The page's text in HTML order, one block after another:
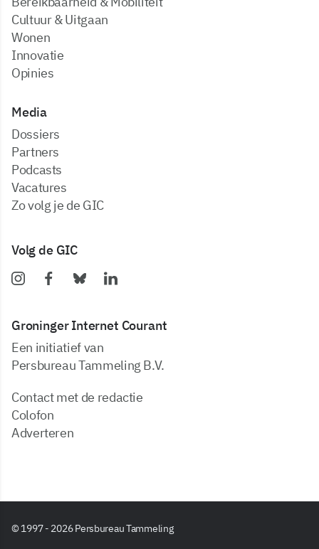
Cultuur & Uitgaan
Wonen
Innovatie
Opinies
Media
dossiers
partners
podcasts
vacatures
zo volg je de GIC
Volg de GIC
Groninger Internet Courant
Een initiatief van
Persbureau Tammeling B.V.
Contact met de redactie
Colofon
Adverteren
© 1997 - 2026 Persbureau Tammeling